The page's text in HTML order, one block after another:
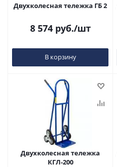
Двухколесная тележка ГБ 2
8 574руб./шт
В корзину
Двухколесная тележка
КГЛ-200